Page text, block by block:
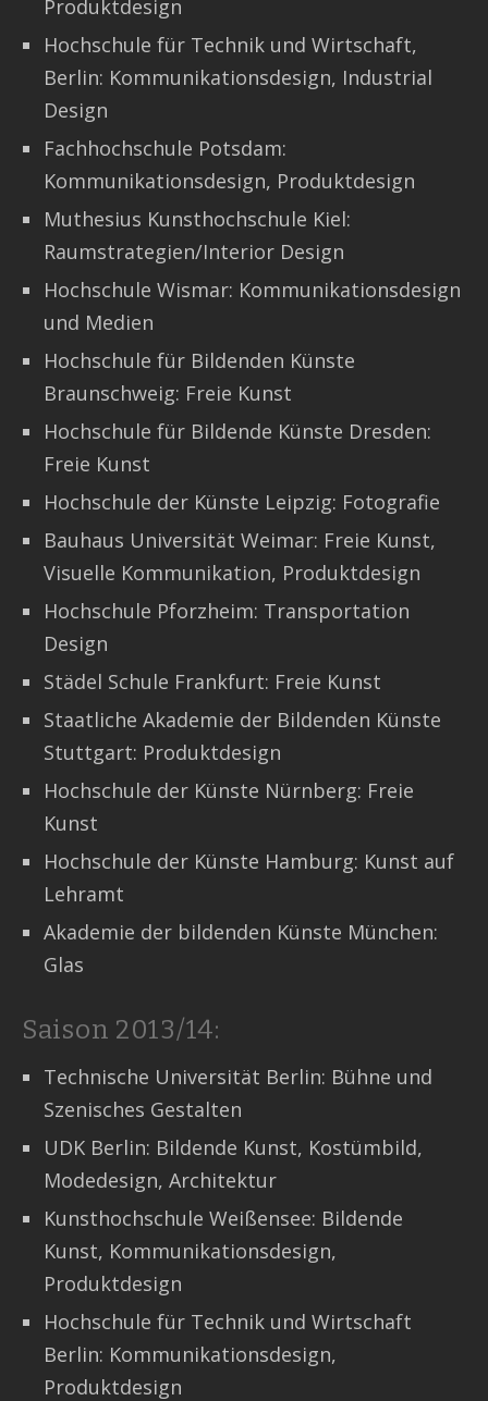
Produktdesign
Hochschule für Technik und Wirtschaft,
Berlin: Kommunikationsdesign, Industrial
Design
Fachhochschule Potsdam:
Kommunikationsdesign, Produktdesign
Muthesius Kunsthochschule Kiel:
Raumstrategien/Interior Design
Hochschule Wismar: Kommunikationsdesign
und Medien
Hochschule für Bildenden Künste
Braunschweig: Freie Kunst
Hochschule für Bildende Künste Dresden:
Freie Kunst
Hochschule der Künste Leipzig: Fotografie
Bauhaus Universität Weimar: Freie Kunst,
Visuelle Kommunikation, Produktdesign
Hochschule Pforzheim: Transportation
Design
Städel Schule Frankfurt: Freie Kunst
Staatliche Akademie der Bildenden Künste
Stuttgart: Produktdesign
Hochschule der Künste Nürnberg: Freie
Kunst
Hochschule der Künste Hamburg: Kunst auf
Lehramt
Akademie der bildenden Künste München:
Glas
Saison 2013/14:
Technische Universität Berlin: Bühne und
Szenisches Gestalten
UDK Berlin: Bildende Kunst, Kostümbild,
Modedesign, Architektur
Kunsthochschule Weißensee: Bildende
Kunst, Kommunikationsdesign,
Produktdesign
Hochschule für Technik und Wirtschaft
Berlin: Kommunikationsdesign,
Produktdesign